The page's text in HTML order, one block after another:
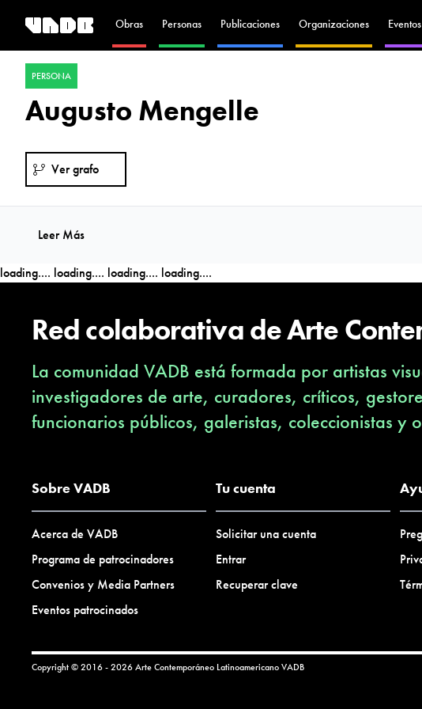
Obras Personas Publicaciones Organizaciones Eventos
PERSONA
Augusto Mengelle
Ver grafo
Leer Más
loading.... loading.... loading.... loading....
Red colaborativa de Arte
La comunidad VADB está formada por artistas
investigadores de arte, curadores, críticos,
funcionarios públicos, galeristas, coleccionistas y
Sobre VADB
Acerca de VADB
Programa de patrocinadores
Convenios y Media Partners
Eventos patrocinados
Tu cuenta
Solicitar una cuenta
Entrar
Recuperar clave
Copyright © 2016 - 2026 Arte Contemporáneo LatinoamericanoVADB